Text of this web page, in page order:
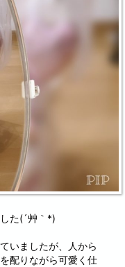
た(´艸｀*)
いましたが、人から
配りながら可愛く仕